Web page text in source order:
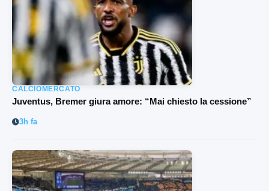
CALCIOMERCATO
Juventus, Bremer giura amore: “Mai chiesto la cessione”
3h fa